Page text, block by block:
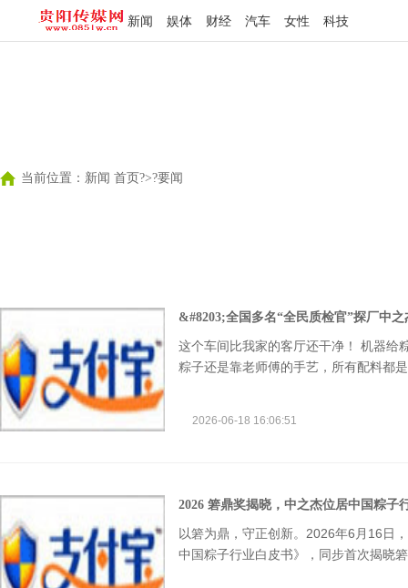
新闻 娱体 财经 汽车 女性 科技
当前位置： 新闻 首页 ?>?要闻
&#8203;全国多名“全民质检官”探厂中
这个车间比我家的客厅还干净！ 机器给
粽子还是靠老师傅的手艺，所有配料都
2026-06-18 16:06:51
2026 箬鼎奖揭晓，中之杰位居中国粽子
以箬为鼎，守正创新。2026年6月16日
中国粽子行业白皮书》，同步首次揭晓